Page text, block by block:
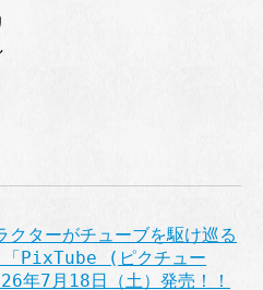
クターがチューブを駆け巡る
「PixTube (ピクチュー
年7月18日（土）発売！！